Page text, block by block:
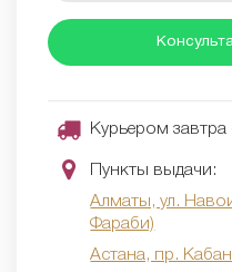
Курьером завтра
Пункты выдачи:
Алматы, ул.
Фараби)
Астана, пр.